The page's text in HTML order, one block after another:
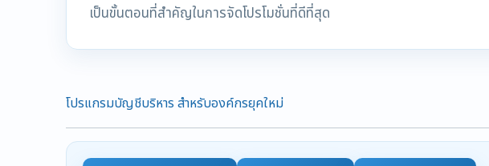
เป็นขั้นตอนที่สำคัญในการจัดโปรโมชั่นที่ดีที่สุด
โปรแกรมบัญชีบริหาร สำหรับองค์กรยุคใหม่